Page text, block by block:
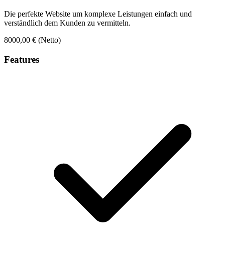
Die perfekte Website um komplexe Leistungen einfach und
verständlich dem Kunden zu vermitteln.
8000,00 € (Netto)
Features